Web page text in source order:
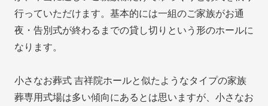
行っていただけます。基本的には一組のご家族がお通
夜・告別式が終わるまでの貸し切りという形のホールに
なります。
小さなお葬式 吉祥院ホールと似たようなタイプの家族
葬専用式場は多い傾向にあるとは思いますが、小さなお